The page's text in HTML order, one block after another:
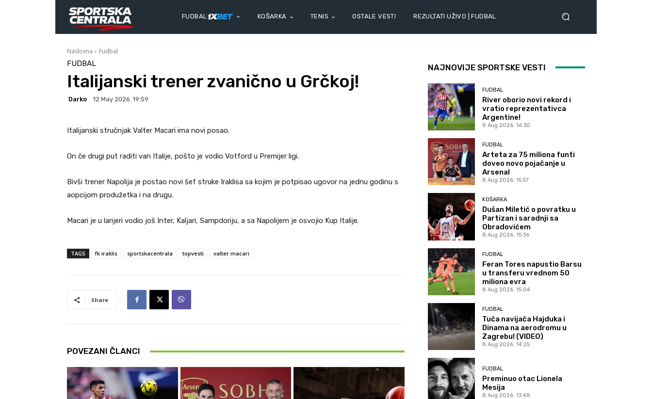
FUDBAL KOŠARKA TENIS OSTALE VESTI REZULTATI UŽIVO | FUDBAL
Naslovna Fudbal
FUDBAL
Italijanski trener zvanično u Grčkoj!
Darko 12 May 2026. 19:59
Italijanski stručnjak Valter Macari ima novi posao.
On če drugi put raditi van Italije, pošto je vodio Votford u Premijer ligi.
Bivši trener Napolija je postao novi šef struke Iraklisa sa kojim je potpisao ugovor na jednu godinu s
aopcijom produžetka i na drugu.
Macari je u larijeri vodio još Inter, Kaljari, Sampdoriju, a sa Napolijem je osvojio Kup Italije.
TAGS fk iraklis sportskacentrala topvesti valter macari
Share
POVEZANI ČLANCI
NAJNOVIJE SPORTSKE VESTI
FUDBAL
River oborio novi rekord i
vratio reprezentativca
Argentine!
8 Aug 2026. 16:30
FUDBAL
Arteta za 75 miliona funti
doveo novo pojačanje u
Arsenal
8 Aug 2026. 15:57
KOŠARKA
Dušan Miletić o povratku u
Partizan i saradnji sa
Obradovićem
8 Aug 2026. 15:36
FUDBAL
Feran Tores napustio Barsu
u transferu vrednom 50
miliona evra
8 Aug 2026. 15:04
FUDBAL
Tuča navijača Hajduka i
Dinama na aerodromu u
Zagrebu! (VIDEO)
8 Aug 2026. 14:25
FUDBAL
Preminuo otac Lionela
Mesija
8 Aug 2026. 13:48